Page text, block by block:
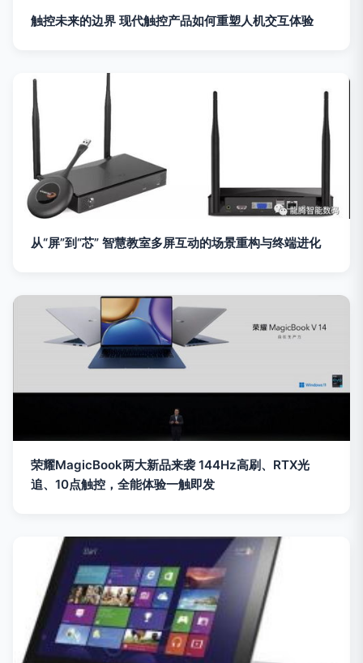
触控未来的边界 现代触控产品如何重塑人机交互体验
从“屏”到“芯” 智慧教室多屏互动的场景重构与终端进化
荣耀MagicBook两大新品来袭 144Hz高刷、RTX光
追、10点触控，全能体验一触即发